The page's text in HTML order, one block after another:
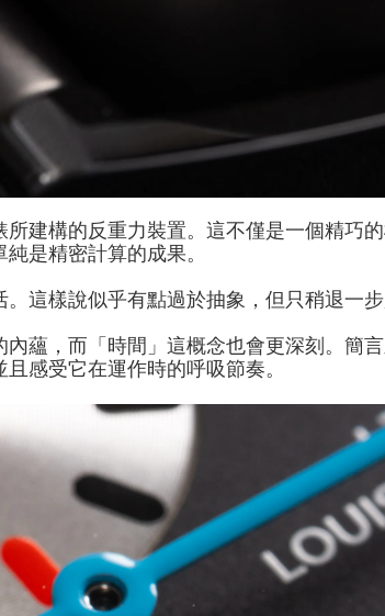
建構的反重力裝置。這不僅是一個精巧
是精密計算的成果。
這樣說似乎有點過於抽象，但只稍退一
蘊，而「時間」這概念也會更深刻。簡
感受它在運作時的呼吸節奏。